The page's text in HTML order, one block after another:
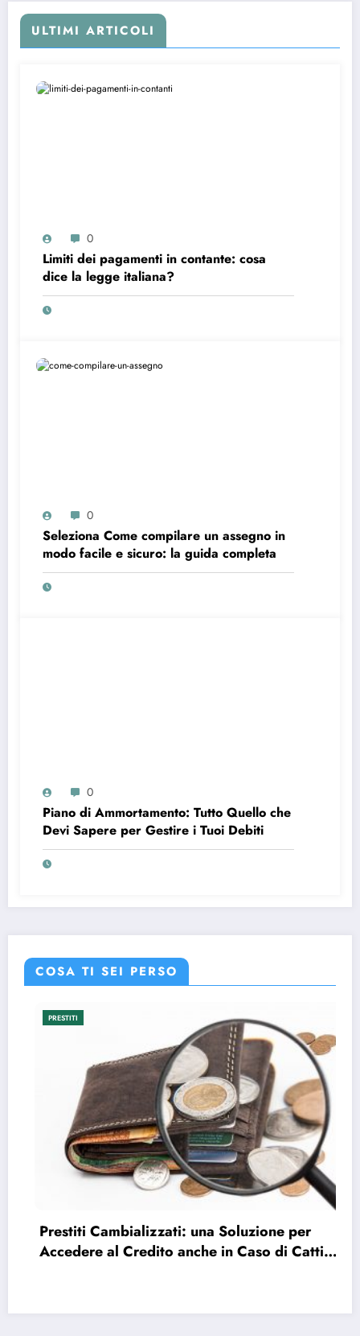
ULTIMI ARTICOLI
0
Limiti dei pagamenti in contante: cosa
dice la legge italiana?
0
Seleziona Come compilare un assegno in
modo facile e sicuro: la guida completa
0
Piano di Ammortamento: Tutto Quello che
Devi Sapere per Gestire i Tuoi Debiti
COSA TI SEI PERSO
PRESTITI
Prestiti Cambializzati: una Soluzione per
Accedere al Credito anche in Caso di Cattivi